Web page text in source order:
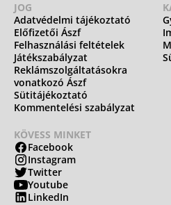
JOG
Adatvédelmi tájékoztató
Előfizetői Ászf
Felhasználási feltételek
Játékszabályzat
Reklámszolgáltatásokra
vonatkozó Ászf
Sütitájékoztató
Kommentelési szabályzat
KÖVESS MINKET
Facebook
Instagram
Twitter
Youtube
LinkedIn